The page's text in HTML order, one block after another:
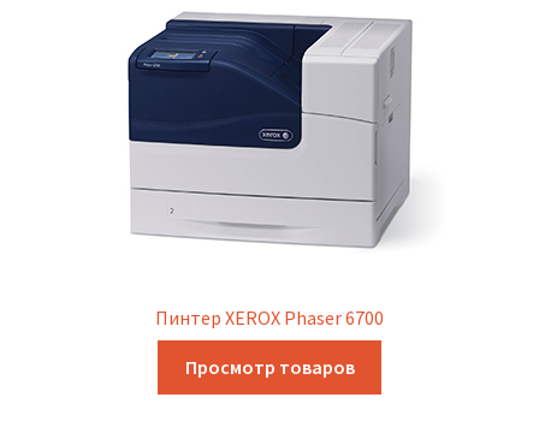
Пинтер XEROX Phaser 6700
Просмотр товаров